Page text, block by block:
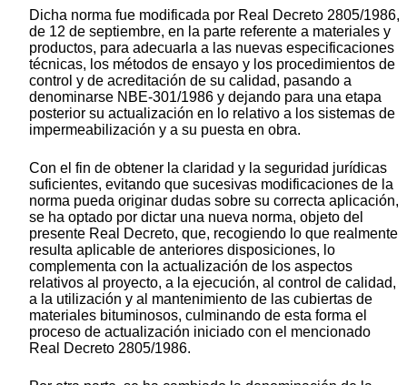
Dicha norma fue modificada por Real Decreto 2805/1986,
de 12 de septiembre, en la parte referente a materiales y
productos, para adecuarla a las nuevas especificaciones
técnicas, los métodos de ensayo y los procedimientos de
control y de acreditación de su calidad, pasando a
denominarse NBE-301/1986 y dejando para una etapa
posterior su actualización en lo relativo a los sistemas de
impermeabilización y a su puesta en obra.
Con el fin de obtener la claridad y la seguridad jurídicas
suficientes, evitando que sucesivas modificaciones de la
norma pueda originar dudas sobre su correcta aplicación,
se ha optado por dictar una nueva norma, objeto del
presente Real Decreto, que, recogiendo lo que realmente
resulta aplicable de anteriores disposiciones, lo
complementa con la actualización de los aspectos
relativos al proyecto, a la ejecución, al control de calidad,
a la utilización y al mantenimiento de las cubiertas de
materiales bituminosos, culminando de esta forma el
proceso de actualización iniciado con el mencionado
Real Decreto 2805/1986.